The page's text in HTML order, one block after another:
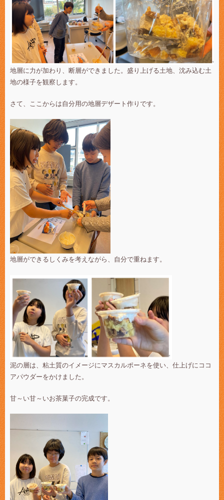
地層に力が加わり、断層ができました。盛り上げる土地、沈み込む土
地の様子を観察します。
さて、ここからは自分用の地層デザート作りです。
地層ができるしくみを考えながら、自分で重ねます。
泥の層は、粘土質のイメージにマスカルポーネを使い、仕上げにココ
アパウダーをかけました。
甘～い甘～いお茶菓子の完成です。